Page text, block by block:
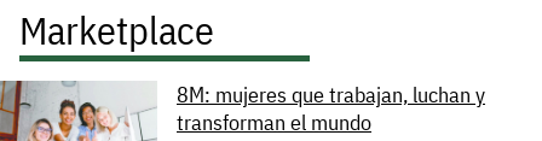
Marketplace
8M: mujeres que trabajan, luchan y
transforman el mundo